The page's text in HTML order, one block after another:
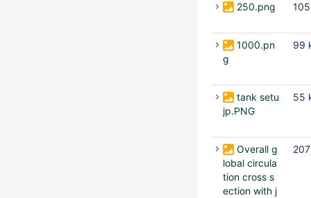
250.png
1000.pn
g
99
tank setu
jp.PNG
55
Overall g
lobal circula
tion cross s
ection with j